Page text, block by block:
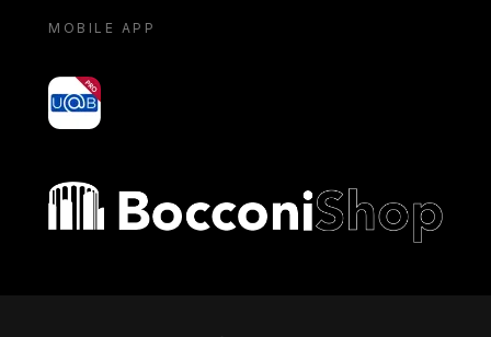
MOBILE APP
yoU@B
Bocconi shop